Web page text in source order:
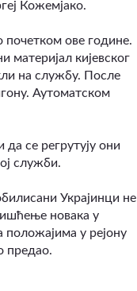
Кожемјако.
почетком ове године.
материјал кијевског
на службу. После
Аутоматском
се регрутују они
служби.
Украјинци не
новака у
у рејону
предао.